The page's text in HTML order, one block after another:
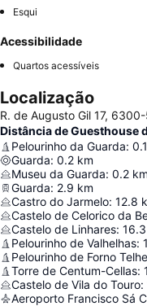
Esqui
Acessibilidade
Quartos acessíveis
Localização
R. de Augusto Gil 17,
Distância de Guesthouse
Pelourinho da Guarda: 0.1
Guarda: 0.2 km
Museu da Guarda: 0.2 km
Guarda: 2.9 km
Castro do Jarmelo: 12.8
Castelo de Celorico da
Castelo de Linhares: 16.3
Pelourinho de Valhelhas:
Pelourinho de Forno
Torre de Centum-Cellas:
Castelo de Vila do Touro:
Aeroporto Francisco Sá